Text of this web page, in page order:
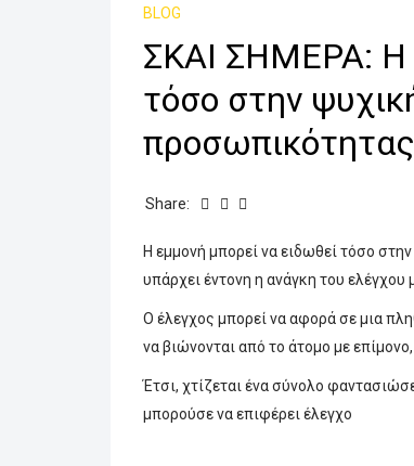
BLOG
ΣΚΑΙ ΣΗΜΕΡΑ: Η
τόσο στην
προσωπικότητας
Share:
Η εμμονή μπορεί να ειδωθεί τόσο
υπάρχει έντονη η ανάγκη του ελέγχου
Ο έλεγχος μπορεί να αφορά σε μια
να βιώνονται από το άτομο με
Έτσι, χτίζεται ένα σύνολο
μπορούσε να επιφέρει έλεγχο